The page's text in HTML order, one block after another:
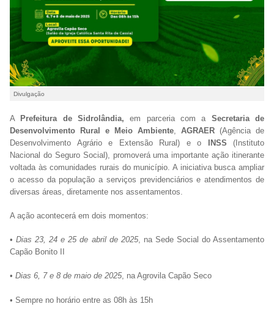
Divulgação
A Prefeitura de Sidrolândia, em parceria com a Secretaria de
Desenvolvimento Rural e Meio Ambiente
AGRAER (Agência de
Desenvolvimento Agrário e Extensão Rural) e o INSS (Instituto
Nacional do Seguro Social), promoverá uma importante ação itinerante
voltada às comunidades rurais do município. A iniciativa busca ampliar
o acesso da população a serviços previdenciários e atendimentos de
diversas áreas, diretamente nos assentamentos.
A ação acontecerá em dois momentos:
•Dias 23, 24 e 25 de abril de 2025, na Sede Social do Assentamento
Capão Bonito II
• Dias 6, 7 e 8 de maio de 2025, na Agrovila Capão Seco
• Sempre no horário entre as 08h às 15h